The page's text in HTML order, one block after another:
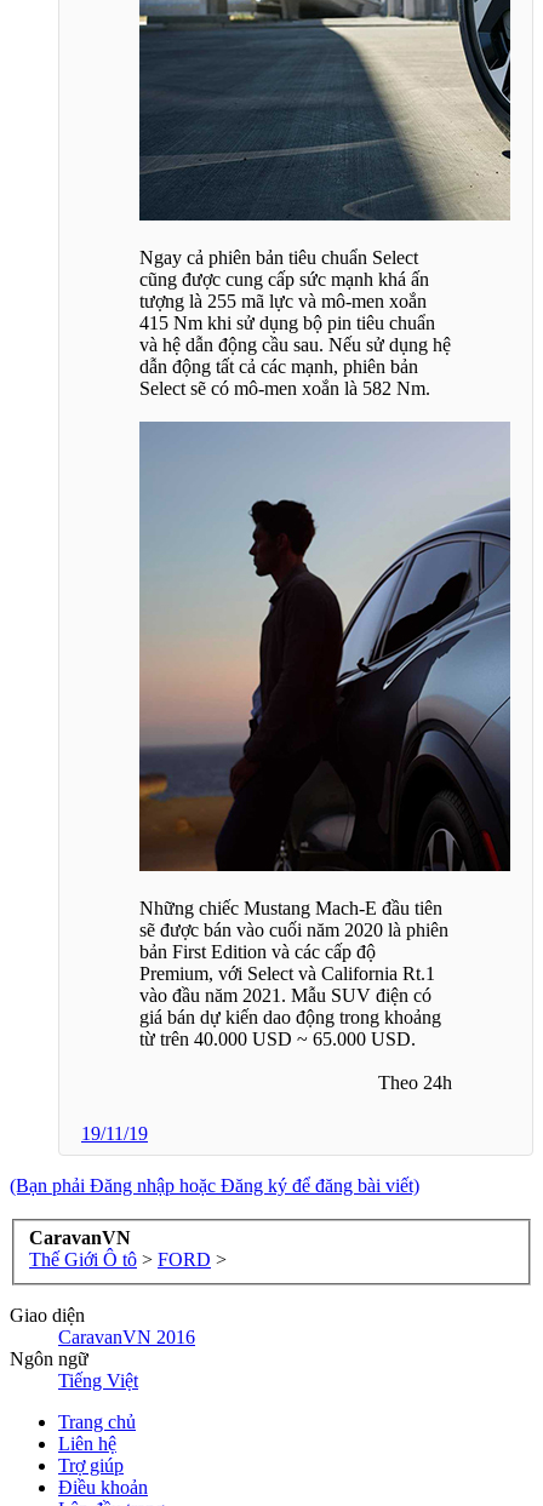
Ngay cả phiên bản tiêu chuẩn Select
cũng được cung cấp sức mạnh khá ấn
tượng là 255 mã lực và mô-men xoắn
415 Nm khi sử dụng bộ pin tiêu chuẩn
và hệ dẫn động cầu sau. Nếu sử dụng hệ
dẫn động tất cả các mạnh, phiên bản
Select sẽ có mô-men xoắn là 582 Nm.
Những chiếc Mustang Mach-E đầu tiên
sẽ được bán vào cuối năm 2020 là phiên
bản First Edition và các cấp độ
Premium, với Select và California Rt.1
vào đầu năm 2021. Mẫu SUV điện có
giá bán dự kiến dao động trong khoảng
từ trên 40.000 USD ~ 65.000 USD.
Theo 24h​
19/11/19
(Bạn phải Đăng nhập hoặc Đăng ký để đăng bài viết)
CaravanVN
Thế Giới Ô tô > FORD >
Giao diện
CaravanVN 2016
Ngôn ngữ
Tiếng Việt
Trang chủ
Liên hệ
Trợ giúp
Điều khoản